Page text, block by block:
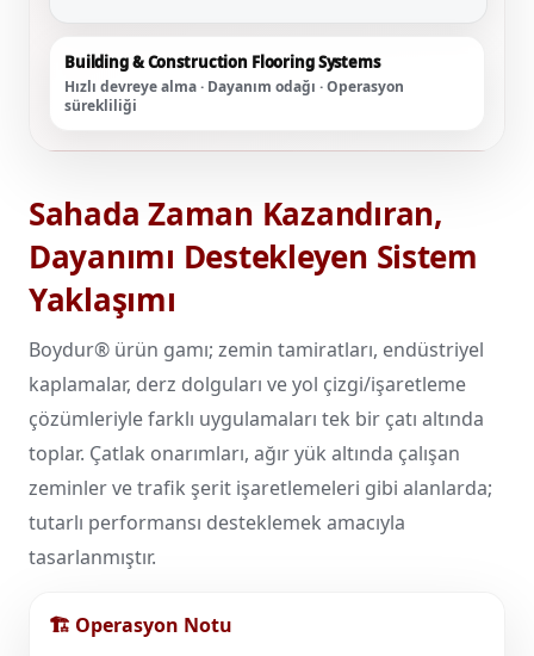
Building & Construction Flooring Systems
Hızlı devreye alma · Dayanım odağı · Operasyon
sürekliliği
Sahada Zaman Kazandıran,
Dayanımı Destekleyen Sistem
Yaklaşımı
Boydur® ürün gamı; zemin tamiratları, endüstriyel
kaplamalar, derz dolguları ve yol çizgi/işaretleme
çözümleriyle farklı uygulamaları tek bir çatı altında
toplar. Çatlak onarımları, ağır yük altında çalışan
zeminler ve trafik şerit işaretlemeleri gibi alanlarda;
tutarlı performansı desteklemek amacıyla
tasarlanmıştır.
🏗️ Operasyon Notu